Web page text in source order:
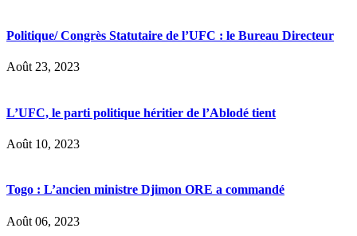
Politique/ Congrès Statutaire de l’UFC : le Bureau Directeur
Août 23, 2023
L’UFC, le parti politique héritier de l’Ablodé tient
Août 10, 2023
Togo : L’ancien ministre Djimon ORE a commandé
Août 06, 2023